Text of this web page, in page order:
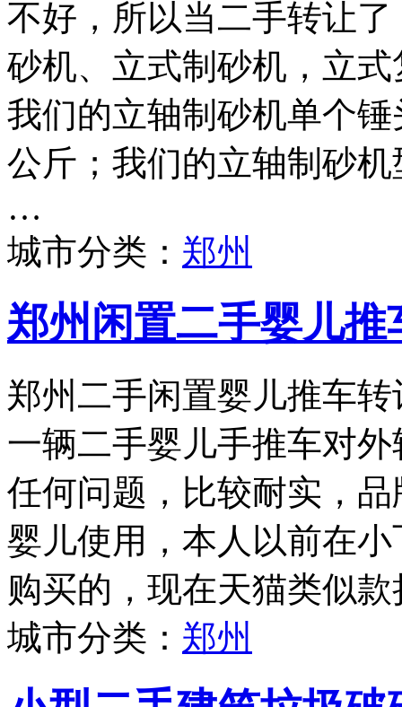
不好，所以当二手转让
砂机、立式制砂机，立
我们的立轴制砂机单个
公斤；我们的立轴制砂
…
城市分类： 郑州
郑州闲置二手婴儿推
郑州二手闲置婴儿推车
一辆二手婴儿手推车对
任何问题，比较耐实，品
婴儿使用，本人以前在
购买的，现在天猫类似
城市分类： 郑州